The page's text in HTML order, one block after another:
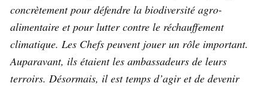
concrètement pour défendre la biodiversité agro-
alimentaire et pour lutter contre le réchauffement
climatique. Les Chefs peuvent jouer un rôle important.
Auparavant, ils étaient les ambassadeurs de leurs
terroirs. Désormais, il est temps d’agir et de devenir